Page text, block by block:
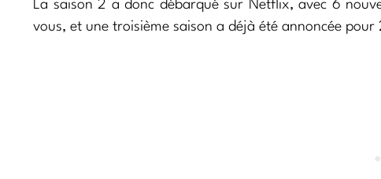
La saison 2 a donc débarqué sur Netflix, avec 6
vous, et une troisième saison a déjà été annoncée